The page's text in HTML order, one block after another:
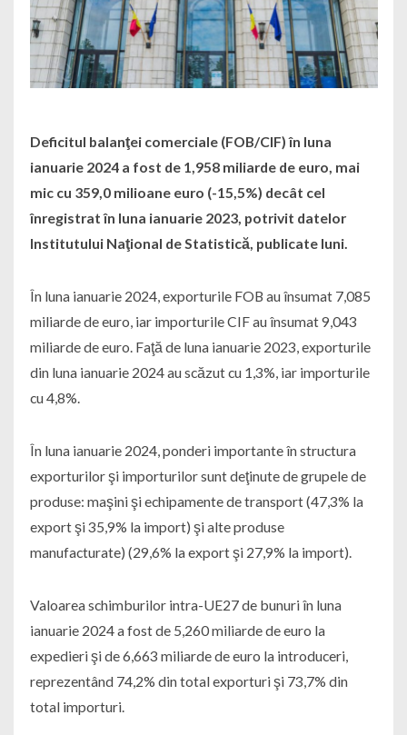
Deficitul balanţei comerciale (FOB/CIF) în luna
ianuarie 2024 a fost de 1,958 miliarde de euro, mai
mic cu 359,0 milioane euro (-15,5%) decât cel
înregistrat în luna ianuarie 2023, potrivit datelor
Institutului Naţional de Statistică, publicate luni.
În luna ianuarie 2024, exporturile FOB au însumat 7,085
miliarde de euro, iar importurile CIF au însumat 9,043
miliarde de euro. Faţă de luna ianuarie 2023, exporturile
din luna ianuarie 2024 au scăzut cu 1,3%, iar importurile
cu 4,8%.
În luna ianuarie 2024, ponderi importante în structura
exporturilor şi importurilor sunt deţinute de grupele de
produse: maşini şi echipamente de transport (47,3% la
export şi 35,9% la import) şi alte produse
manufacturate) (29,6% la export şi 27,9% la import).
Valoarea schimburilor intra-UE27 de bunuri în luna
ianuarie 2024 a fost de 5,260 miliarde de euro la
expedieri şi de 6,663 miliarde de euro la introduceri,
reprezentând 74,2% din total exporturi şi 73,7% din
total importuri.